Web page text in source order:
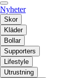
Nyheter
Skor
Kläder
Bollar
Supporters
Lifestyle
Utrustning